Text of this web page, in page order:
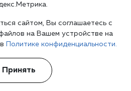
проконсультироваться с
носят исключительно
и не являются медицинскими
на использование cookies.
сайтом, Вы соглашаетесь с
на Вашем устройстве на
Политике конфиденциальности.
Принять